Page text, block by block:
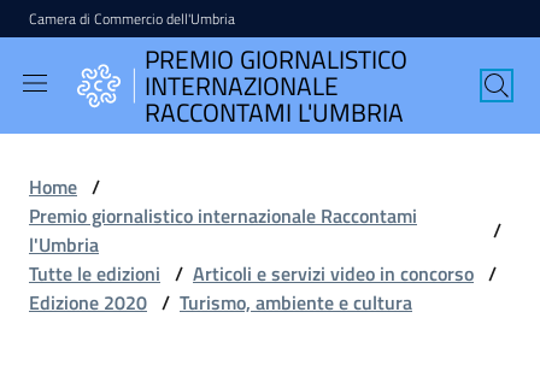
Vai al contenuto
Vai alla navigazione
Vai al footer
Camera di Commercio dell'Umbria
PREMIO GIORNALISTICO
INTERNAZIONALE
RACCONTAMI L'UMBRIA
PREMIO
GIORNALISTICO
INTERNAZIONALE
L'UMBRIA
Home /
Premio giornalistico internazionale Raccontami
l'Umbria
/
Tutte le edizioni / Articoli e servizi video in concorso /
Edizione 2020 / Turismo, ambiente e cultura